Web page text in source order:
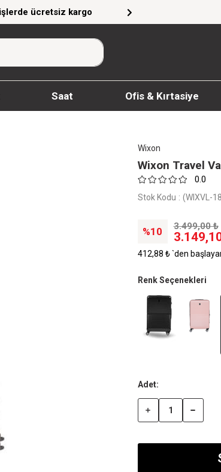
Giyim Ürünlerinde %20'ye Varan İndirim!
Saat Ofis & Kırtasiye
Wixon
Wixon Travel
0.0
Stok Kodu (WIXVL-
10 3.499,00 ₺
412,88 ₺ `den
Renk Seçenekleri